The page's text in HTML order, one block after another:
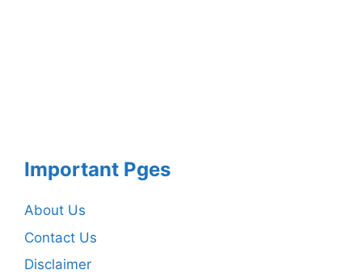
Important Pges
About Us
Contact Us
Disclaimer